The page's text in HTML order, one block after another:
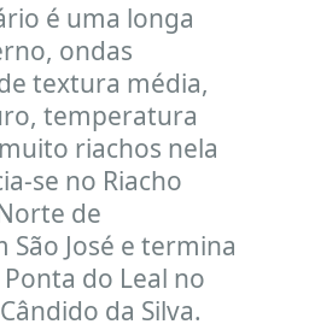
é uma longa
ondas
textura média,
temperatura
riachos nela
se no Riacho
de
São José e termina
do Leal no
da Silva.